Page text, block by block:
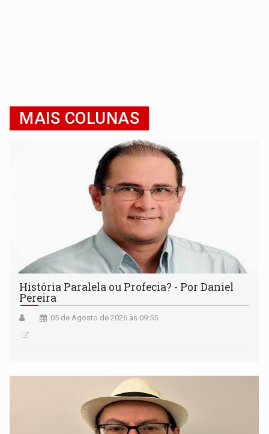
MAIS COLUNAS
História Paralela ou Profecia? - Por Daniel
Pereira
05 de Agosto de 2026 às 09:55